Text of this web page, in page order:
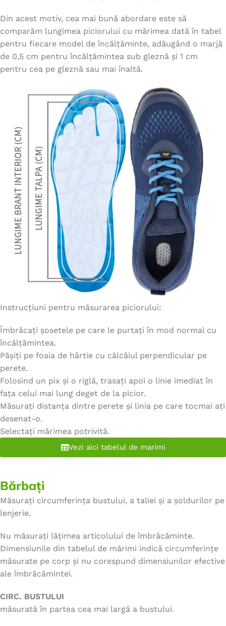
Din acest motiv, cea mai bună abordare este să
comparăm lungimea piciorului cu mărimea dată în tabel
pentru fiecare model de încălțăminte, adăugând o marjă
de 0,5 cm pentru încălțămintea sub gleznă și 1 cm
pentru cea pe gleznă sau mai înaltă.
Instrucțiuni pentru măsurarea piciorului:
Îmbrăcați șosetele pe care le purtați în mod normal cu
încălțămintea.
Pășiți pe foaia de hârtie cu călcâiul perpendicular pe
perete.
Folosind un pix și o riglă, trasați apoi o linie imediat în
fața celui mai lung deget de la picior.
Măsurați distanța dintre perete și linia pe care tocmai ați
desenat-o.
Selectați mărimea potrivită.
Vezi aici tabelul de marimi
Bărbați
Măsurați circumferința bustului, a taliei și a șoldurilor pe
lenjerie.
Nu măsurați lățimea articolului de îmbrăcăminte.
Dimensiunile din tabelul de mărimi indică circumferințe
măsurate pe corp și nu corespund dimensiunilor efective
ale îmbrăcămintei.
CIRC. BUSTULUI
măsurată în partea cea mai largă a bustului.